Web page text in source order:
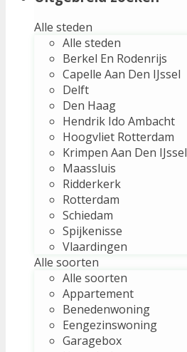
Alle steden
Alle steden
Berkel En Rodenrijs
Capelle Aan Den IJssel
Delft
Den Haag
Hendrik Ido Ambacht
Hoogvliet Rotterdam
Krimpen Aan Den IJssel
Maassluis
Ridderkerk
Rotterdam
Schiedam
Spijkenisse
Vlaardingen
Alle soorten
Alle soorten
Appartement
Benedenwoning
Eengezinswoning
Garagebox